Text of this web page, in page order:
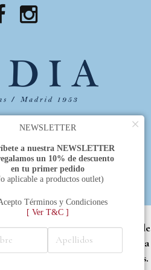
ser la primera perfumería
en recibir el premio otorgado
2015 a la mejor perfumería
autor.
|Política de Privacidad
propias y de terceros (Google
brindarle una mejor experiencia
adaptado a sus necesidades.
×
NEWSLETTER
a nuestra NEWSLETTER
un 10% de descuento
en tu primer pedido
aplicable a productos outlet)
Términos y Condiciones
[ Ver T&C ]